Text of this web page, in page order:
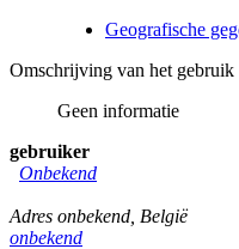
Geografische
Omschrijving van het gebruik
Geen informatie
gebruiker
Onbekend
Adres onbekend België
onbekend